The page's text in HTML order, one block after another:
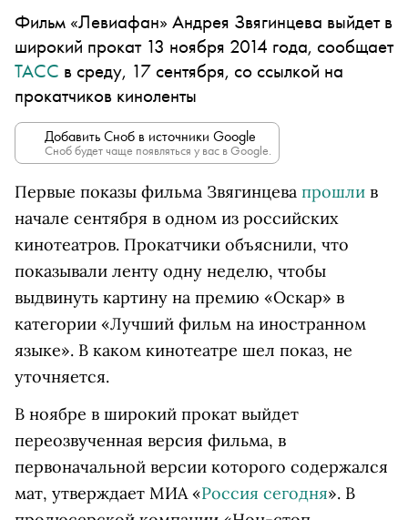
Фильм «Левиафан» Андрея Звягинцева выйдет в
широкий прокат 13 ноября 2014 года, сообщает
ТАСС в среду, 17 сентября, со ссылкой на
прокатчиков киноленты
Добавить Сноб в источники Google
Сноб будет чаще появляться у вас в Google.
Первые показы фильма Звягинцева прошли в
начале сентября в одном из российских
кинотеатров. Прокатчики объяснили, что
показывали ленту одну неделю, чтобы
выдвинуть картину на премию «Оскар» в
категории «Лучший фильм на иностранном
языке». В каком кинотеатре шел показ, не
уточняется.
В ноябре в широкий прокат выйдет
переозвученная версия фильма, в
первоначальной версии которого содержался
мат, утверждает МИА «Россия сегодня». В